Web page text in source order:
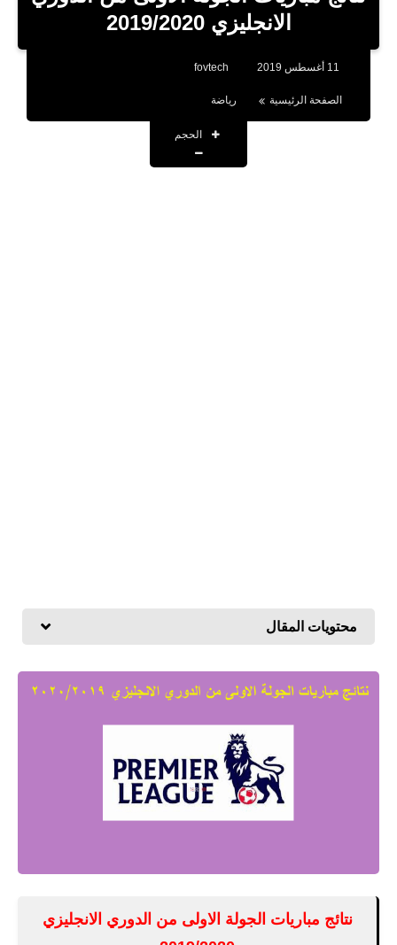
بلوجر
برامج كمبيوتر
الانجليزي 2019/2020
fovtech
الصفحة الرئيسية رياضة
الحجم
محتويات المقال
نتائج مباريات الجولة الاولى من الدوري الانجليزي